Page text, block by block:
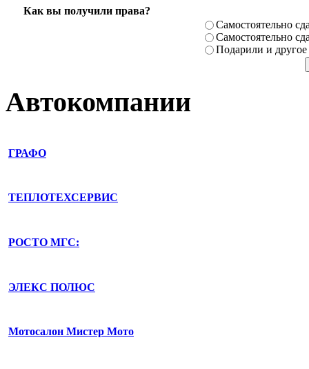
Как вы получили права?
Самостоя­тельно
Самостоя­тельно
Подарили­ и другое
Автокомпании
ГРАФО
ТЕПЛОТЕХСЕРВИС
РОСТО МГС:
ЭЛЕКС ПОЛЮС
Мотосалон Мистер Мото